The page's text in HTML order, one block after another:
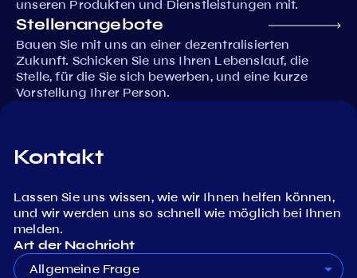
unseren Produkten und Dienstleistungen mit.
Stellenangebote
Bauen Sie mit uns an einer dezentralisierten
Zukunft. Schicken Sie uns Ihren Lebenslauf, die
Stelle, für die Sie sich bewerben, und eine kurze
Vorstellung Ihrer Person.
Kontakt
Lassen Sie uns wissen, wie wir Ihnen helfen können,
und wir werden uns so schnell wie möglich bei Ihnen
melden.
Art der Nachricht
Allgemeine Frage